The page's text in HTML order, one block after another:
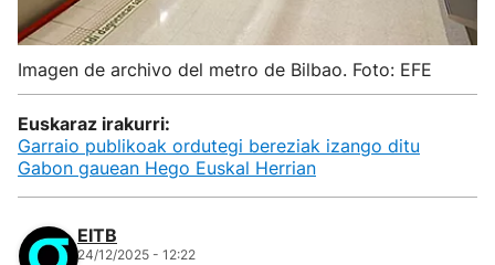
Imagen de archivo del metro de Bilbao. Foto: EFE
Euskaraz irakurri:
Garraio publikoak ordutegi bereziak izango ditu
Gabon gauean Hego Euskal Herrian
EITB
24/12/2025 - 12:22